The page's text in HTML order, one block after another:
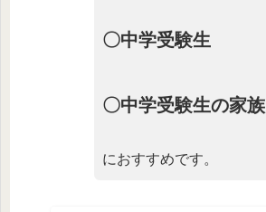
〇中学受験生
〇中学受験生の家族
におすすめです。